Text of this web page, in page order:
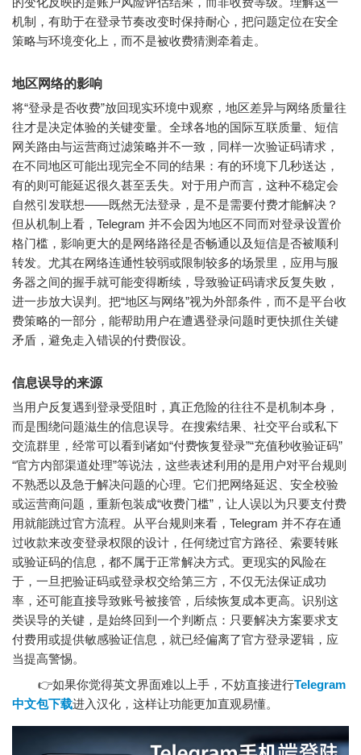
机制，有助于在登录节奏改变时保持耐心，把问题定位在安全
策略与环境变化上，而不是被收费猜测牵着走。
地区网络的影响
将“登录是否收费”放回现实环境中观察，地区差异与网络质量往
往才是决定体验的关键变量。全球各地的国际互联质量、短信
网关路由与运营商过滤策略并不一致，同样一次验证码请求，
在不同地区可能出现完全不同的结果：有的环境下几秒送达，
有的则可能延迟很久甚至丢失。对于用户而言，这种不稳定会
自然引发联想——既然无法登录，是不是需要付费才能解决？
但从机制上看，Telegram 并不会因为地区不同而对登录设置价
格门槛，影响更大的是网络路径是否畅通以及短信是否被顺利
转发。尤其在网络连通性较弱或限制较多的场景里，应用与服
务器之间的握手就可能变得断续，导致验证码请求反复失败，
进一步放大误判。把“地区与网络”视为外部条件，而不是平台收
费策略的一部分，能帮助用户在遭遇登录问题时更快抓住关键
矛盾，避免走入错误的付费假设。
信息误导的来源
当用户反复遇到登录受阻时，真正危险的往往不是机制本身，
而是围绕问题滋生的信息误导。在搜索结果、社交平台或私下
交流群里，经常可以看到诸如“付费恢复登录”“充值秒收验证码”
“官方内部渠道处理”等说法，这些表述利用的是用户对平台规则
不熟悉以及急于解决问题的心理。它们把网络延迟、安全校验
或运营商问题，重新包装成“收费门槛”，让人误以为只要支付费
用就能跳过官方流程。从平台规则来看，Telegram 并不存在通
过收款来改变登录权限的设计，任何绕过官方路径、索要转账
或验证码的信息，都不属于正常解决方式。更现实的风险在
于，一旦把验证码或登录权交给第三方，不仅无法保证成功
率，还可能直接导致账号被接管，后续恢复成本更高。识别这
类误导的关键，是始终回到一个判断点：只要解决方案要求支
付费用或提供敏感验证信息，就已经偏离了官方登录逻辑，应
当提高警惕。
👉如果你觉得英文界面难以上手，不妨直接进行Telegram
中文包下载进入汉化，这样让功能更加直观易懂。